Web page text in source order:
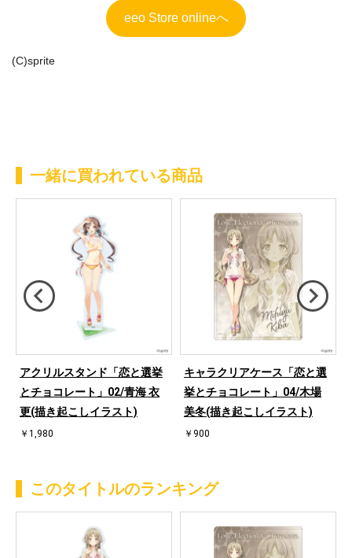
一緒に買われている商品
アクリルスタンド「恋と選挙
とチョコレート」02/青海 衣
更(描き起こしイラスト)
￥1,980
キャラクリアケース「恋と選
挙とチョコレート」04/木場
美冬(描き起こしイラスト)
￥900
このタイトルのランキング